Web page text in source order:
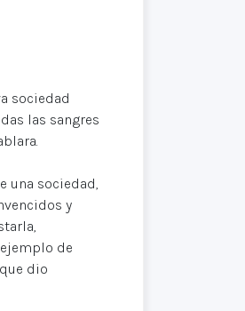
sociedad
las sangres
una sociedad,
y
de
dio